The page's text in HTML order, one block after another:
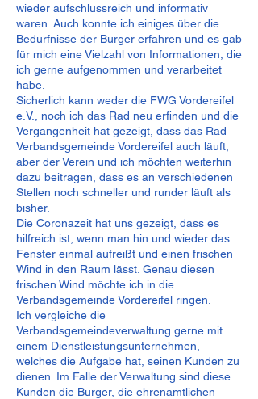
wieder aufschlussreich und informativ
waren. Auch konnte ich einiges über die
Bedürfnisse der Bürger erfahren und es gab
für mich eine Vielzahl von Informationen, die
ich gerne aufgenommen und verarbeitet
habe.
Sicherlich kann weder die FWG Vordereifel
e.V., noch ich das Rad neu erfinden und die
Vergangenheit hat gezeigt, dass das Rad
Verbandsgemeinde Vordereifel auch läuft,
aber der Verein und ich möchten weiterhin
dazu beitragen, dass es an verschiedenen
Stellen noch schneller und runder läuft als
bisher.
Die Coronazeit hat uns gezeigt, dass es
hilfreich ist, wenn man hin und wieder das
Fenster einmal aufreißt und einen frischen
Wind in den Raum lässt. Genau diesen
frischen Wind möchte ich in die
Verbandsgemeinde Vordereifel ringen.
Ich vergleiche die
Verbandsgemeindeverwaltung gerne mit
einem Dienstleistungsunternehmen,
welches die Aufgabe hat, seinen Kunden zu
dienen. Im Falle der Verwaltung sind diese
Kunden die Bürger, die ehrenamtlichen